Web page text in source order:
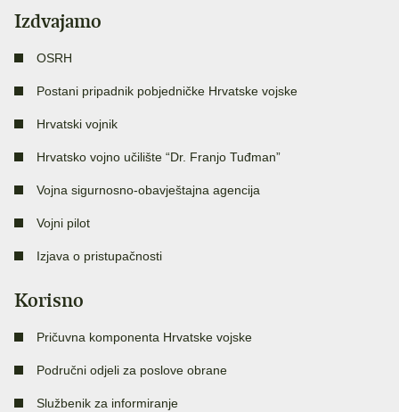
Izdvajamo
OSRH
Postani pripadnik pobjedničke Hrvatske vojske
Hrvatski vojnik
Hrvatsko vojno učilište “Dr. Franjo Tuđman”
Vojna sigurnosno-obavještajna agencija
Vojni pilot
Izjava o pristupačnosti
Korisno
Pričuvna komponenta Hrvatske vojske
Područni odjeli za poslove obrane
Službenik za informiranje